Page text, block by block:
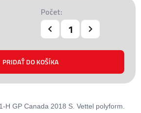
Počet:
H GP Canada 2018 S. Vettel polyform.